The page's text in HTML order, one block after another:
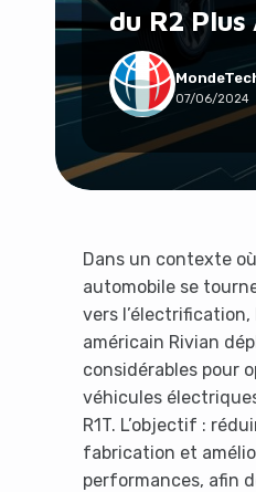
du R2 Plus
07/06/2024
Dans un contexte
automobile se
vers
américain Rivian
considérables pour
véhicules
R1T. L’objectif :
fabrication et
performances, afin
Social &
Tech &
Travail &
Voyage